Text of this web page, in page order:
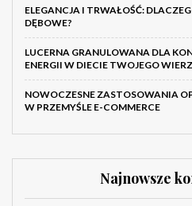
ELEGANCJA I TRWAŁOŚĆ:
DĘBOWE?
LUCERNA GRANULOWANA DLA
ENERGII W DIECIE TWOJEGO
NOWOCZESNE ZASTOSOWANIA
W PRZEMYŚLE E-COMMERCE
Najnowsze